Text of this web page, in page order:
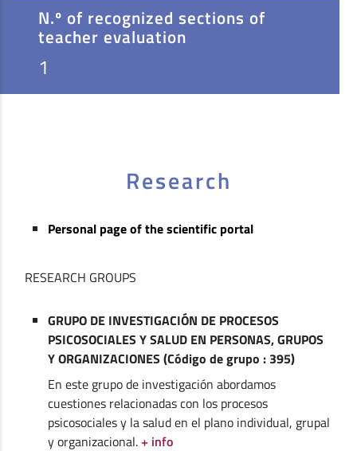
N.º of recognized sections of
teacher evaluation
1
Research
Personal page of the scientific portal
RESEARCH GROUPS
GRUPO DE INVESTIGACIÓN DE PROCESOS
PSICOSOCIALES Y SALUD EN PERSONAS, GRUPOS
Y ORGANIZACIONES (Código de grupo : 395)
En este grupo de investigación abordamos
cuestiones relacionadas con los procesos
psicosociales y la salud en el plano individual, grupal
y organizacional.+ info